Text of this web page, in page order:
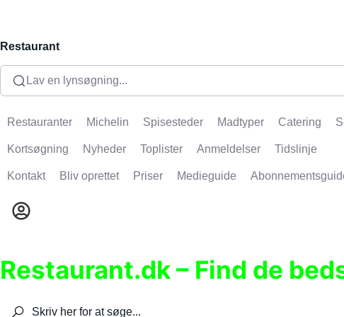
Restaurant
Lav en lynsøgning...
Restauranter Michelin Spisesteder Madtyper Catering
Kortsøgning Nyheder Toplister Anmeldelser Tidslinje
Kontakt Bliv oprettet Priser Medieguide
Restaurant.dk – Find de